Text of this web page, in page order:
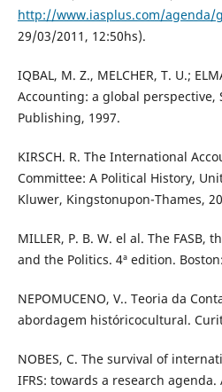
http://www.iasplus.com/agenda/
29/03/2011, 12:50hs).
IQBAL, M. Z., MELCHER, T. U.;
Accounting: a global perspective,
Publishing, 1997.
KIRSCH. R. The International
Committee: A Political History,
Kluwer, Kingstonupon-Thames,
MILLER, P. B. W. el al. The FASB,
and the Politics. 4ª edition.
NEPOMUCENO, V.. Teoria da
abordagem históricocultural.
NOBES, C. The survival of
IFRS: towards a research